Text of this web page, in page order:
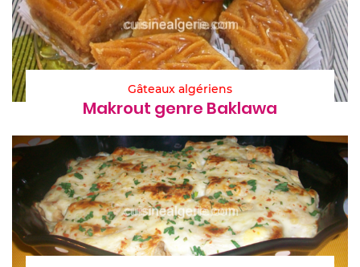
Gâteaux algériens
Makrout genre Baklawa